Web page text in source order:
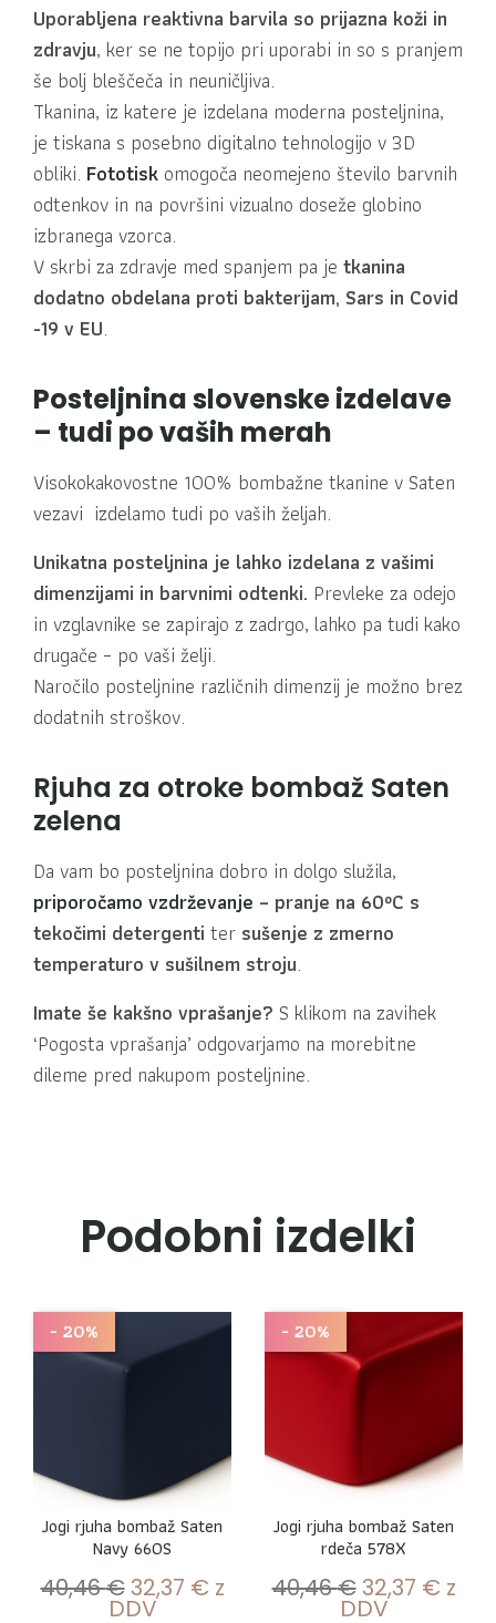
Uporabljena reaktivna barvila so prijazna koži in
zdravju, ker se ne topijo pri uporabi in so s pranjem
še bolj bleščeča in neuničljiva.
Tkanina, iz katere je izdelana moderna posteljnina,
je tiskana s posebno digitalno tehnologijo v 3D
obliki. Fototisk omogoča neomejeno število barvnih
odtenkov in na površini vizualno doseže globino
izbranega vzorca.
V skrbi za zdravje med spanjem pa je tkanina
dodatno obdelana proti bakterijam, Sars in Covid
-19 v EU.
Posteljnina slovenske izdelave
– tudi po vaših merah
Visokokakovostne 100% bombažne tkanine v Saten
vezavi izdelamo tudi po vaših željah.
Unikatna posteljnina je lahko izdelana z vašimi
dimenzijami in barvnimi odtenki. Prevleke za odejo
in vzglavnike se zapirajo z zadrgo, lahko pa tudi kako
drugače – po vaši želji.
Naročilo posteljnine različnih dimenzij je možno brez
dodatnih stroškov.
Rjuha za otroke bombaž Saten
zelena
Da vam bo posteljnina dobro in dolgo služila,
priporočamo vzdrževanje – pranje na 60ºC s
tekočimi detergenti ter sušenje z zmerno
temperaturo v sušilnem stroju.
Imate še kakšno vprašanje? S klikom na zavihek
‘Pogosta vprašanja’ odgovarjamo na morebitne
dileme pred nakupom posteljnine.
Podobni izdelki
- 20%
Jogi rjuha bombaž Saten
Navy 660S
40,46€32,37 € z
DDV
- 20%
Jogi rjuha bombaž Saten
rdeča 578X
40,46€32,37 € z
DDV